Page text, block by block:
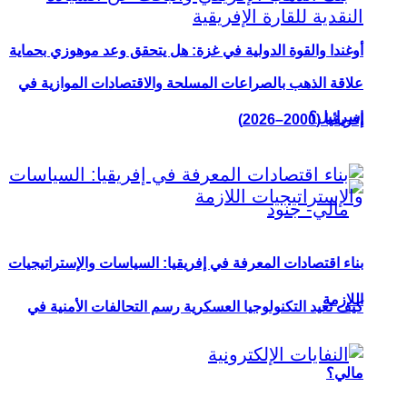
أوغندا والقوة الدولية في غزة: هل يتحقق وعد موهوزي بحماية
إسرائيل؟
كيف تعيد التكنولوجيا العسكرية رسم التحالفات الأمنية في
مالي؟
علاقة الذهب بالصراعات المسلحة والاقتصادات الموازية في
إفريقيا (2000–2026)
بناء اقتصادات المعرفة في إفريقيا: السياسات والإستراتيجيات
اللازمة